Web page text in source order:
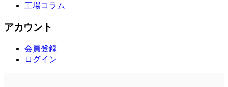
工場コラム
アカウント
会員登録
ログイン